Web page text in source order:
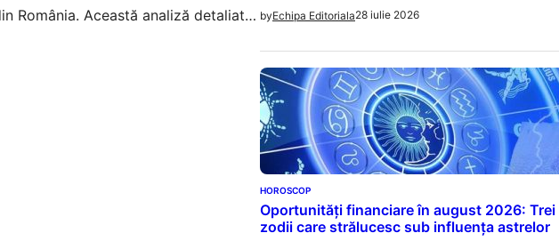
România. Această analiză detaliată
byEchipa Editoriala28 iulie 2026
HOROSCOP
Oportunități financiare în august 2026: Trei
zodii care strălucesc sub influența astrelor